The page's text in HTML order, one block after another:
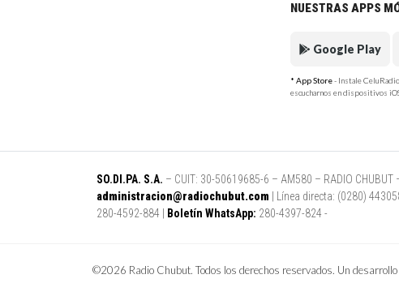
NUESTRAS APPS
Google Play
* App Store- Instale
escucharnos en dispositivos
SO.DI.PA. S.A. – CUIT: 30-50619685-6 – AM580 – RADIO
administracion@radiochubut.com | Línea directa: (0280)
280-4592-884 |
Boletín WhatsApp: 280-4397-824 -
©2026 Radio Chubut. Todos los derechos reservados. Un desarrollo